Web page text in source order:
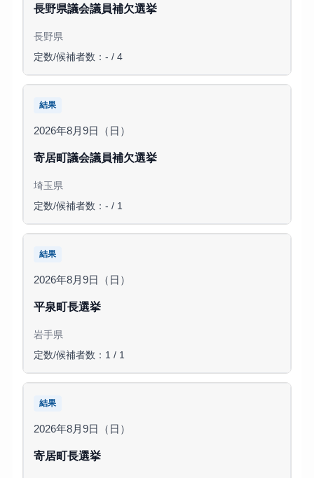
長野県議会議員補欠選挙
長野県
定数/候補者数：- / 4
結果
2026年8月9日（日）
寄居町議会議員補欠選挙
埼玉県
定数/候補者数：- / 1
結果
2026年8月9日（日）
平泉町長選挙
岩手県
定数/候補者数：1 / 1
結果
2026年8月9日（日）
寄居町長選挙